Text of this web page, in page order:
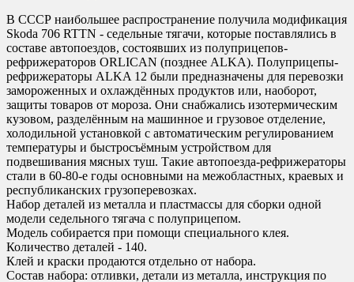
В СССР наибольшее распространение получила модификация
Skoda 706 RTTN - седельные тягачи, которые поставлялись в
составе автопоездов, состоявших из полуприцепов-
рефрижераторов ORLICAN (позднее ALKA). Полуприцепы-
рефрижераторы ALKA 12 были предназначены для перевозки
замороженных и охлаждённых продуктов или, наоборот,
защиты товаров от мороза. Они снабжались изотермическим
кузовом, разделённым на машинное и грузовое отделение,
холодильной установкой с автоматическим регулированием
температуры и быстросъёмным устройством для
подвешивания мясных туш. Такие автопоезда-рефрижераторы
стали в 60-80-е годы основными на межобластных, краевых и
республиканских грузоперевозках.
Набор деталей из металла и пластмассы для сборки одной
модели седельного тягача с полуприцепом.
Модель собирается при помощи специального клея.
Количество деталей - 140.
Клей и краски продаются отдельно от набора.
Состав набора: отливки, детали из металла, инструкция по